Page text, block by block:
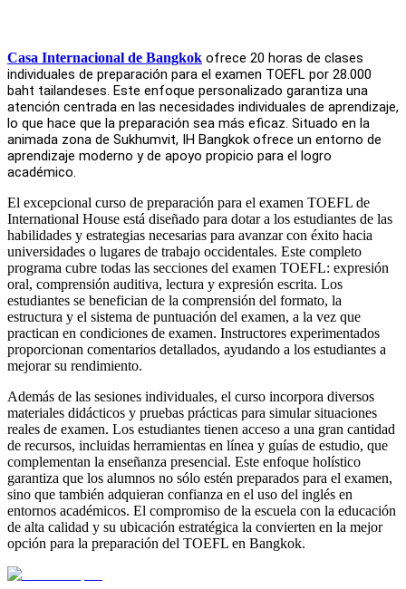
Casa Internacional de Bangkok ofrece 20 horas de clases
individuales de preparación para el examen TOEFL por 28.000
baht tailandeses. Este enfoque personalizado garantiza una
atención centrada en las necesidades individuales de aprendizaje,
lo que hace que la preparación sea más eficaz. Situado en la
animada zona de Sukhumvit, IH Bangkok ofrece un entorno de
aprendizaje moderno y de apoyo propicio para el logro
académico.
El excepcional curso de preparación para el examen TOEFL de
International House está diseñado para dotar a los estudiantes de las
habilidades y estrategias necesarias para avanzar con éxito hacia
universidades o lugares de trabajo occidentales. Este completo
programa cubre todas las secciones del examen TOEFL: expresión
oral, comprensión auditiva, lectura y expresión escrita. Los
estudiantes se benefician de la comprensión del formato, la
estructura y el sistema de puntuación del examen, a la vez que
practican en condiciones de examen. Instructores experimentados
proporcionan comentarios detallados, ayudando a los estudiantes a
mejorar su rendimiento.
Además de las sesiones individuales, el curso incorpora diversos
materiales didácticos y pruebas prácticas para simular situaciones
reales de examen. Los estudiantes tienen acceso a una gran cantidad
de recursos, incluidas herramientas en línea y guías de estudio, que
complementan la enseñanza presencial. Este enfoque holístico
garantiza que los alumnos no sólo estén preparados para el examen,
sino que también adquieran confianza en el uso del inglés en
entornos académicos. El compromiso de la escuela con la educación
de alta calidad y su ubicación estratégica la convierten en la mejor
opción para la preparación del TOEFL en Bangkok.